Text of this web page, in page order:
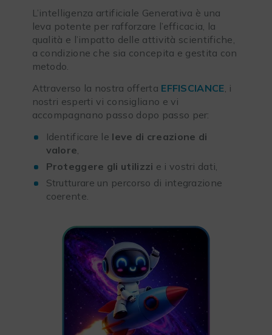
L’intelligenza artificiale Generativa è una
leva potente per rafforzare l’efficacia, la
qualità e l’impatto delle attività scientifiche,
a condizione che sia concepita e gestita con
metodo.
Attraverso la nostra offerta EFFISCIANCE, i
nostri esperti vi consigliano e vi
accompagnano passo dopo passo per:
Identificare le leve di creazione di
valore,
Proteggere gli utilizzi e i vostri dati,
Strutturare un percorso di integrazione
coerente.